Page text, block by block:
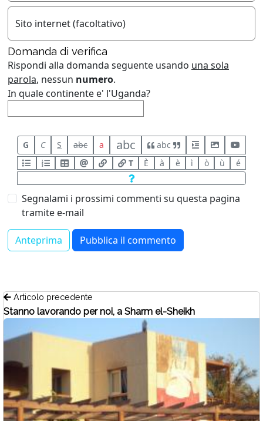
Sito internet (facoltativo)
Domanda di verifica
Rispondi alla domanda seguente usando una sola
parola, nessun numero.
In quale continente e' l'Uganda?
G C S abc a abc
abc
T
È à è ì ò ù é
Segnalami i prossimi commenti su questa pagina
tramite e-mail
Articolo precedente
Stanno lavorando per noi, a Sharm el-Sheikh